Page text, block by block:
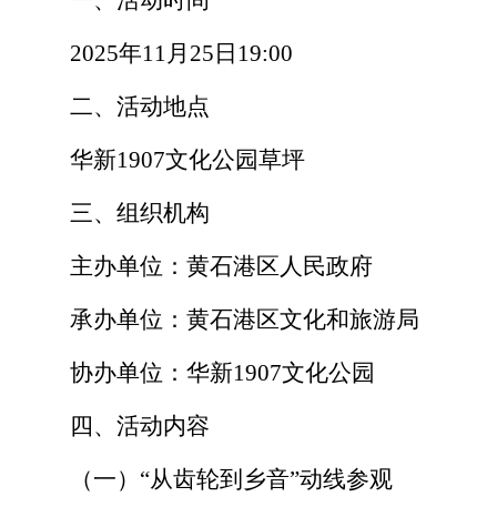
2025年11月 25 日 19:00
二、活动地点
华新1907文化公园草坪
三、组织机构
主办单位：黄石港区人民政府
承办单位：黄石港区文化和旅游局
协办单位： 华新1907文化公园
四、活动内容
（一） “从齿轮到乡音”动线参观